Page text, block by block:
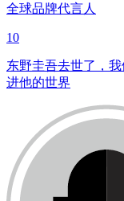
全球品牌代言人
10
东野圭吾去世了，
进他的世界